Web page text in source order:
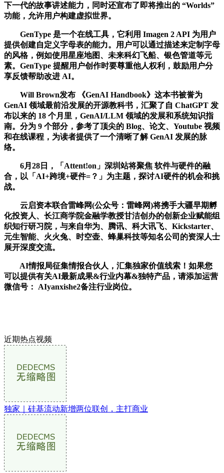
下一代的故事讲述能力，同时还宣布了即将推出的 “Worlds”
功能，允许用户构建虚拟世界。
GenType 是一个在线工具，它利用 Imagen 2 API 为用户
提供创建自定义字母表的能力。用户可以通过描述来定制字母
的风格，例如使用星座地图、未来科幻飞船、银色管道等元
素。GenType 提醒用户创作时要尊重他人权利，鼓励用户分
享反馈帮助改进 AI。
Will Brown发布 《GenAI Handbook》这本书被誉为
GenAI 领域最前沿发展的开源教科书，汇聚了自 ChatGPT 发
布以来的 18 个月里，GenAI/LLM 领域的发展和系统知识指
南。分为 9 个部分，参考了顶尖的 Blog、论文、Youtube 视频
和在线课程，为读者提供了一个清晰了解 GenAI 发展的脉
络。
6月28日，「Attent!on」深圳站将聚焦 软件与硬件的融
合，以「AI+跨境+硬件=？」为主题，探讨AI硬件的机会和挑
战。
云启资本联合雷峰网(公众号：雷峰网)将携手大疆早期孵
化投资人、长江商学院金融学教授甘洁创办的创新企业赋能组
织知行研习院，与来自华为、腾讯、科大讯飞、Kickstarter、
元生智能、火火兔、时空壶、蜂巢科技等知名公司的资深人士
展开深度交流。
AI情报局征集情报合伙人，汇集独家价值线索！如果您
可以提供有关AI最新成果&行业内幕&独特产品，请添加运营
微信号： AIyanxishe2备注行业岗位。
近期热点视频
独家｜硅基流动新增两位联创，主打商业